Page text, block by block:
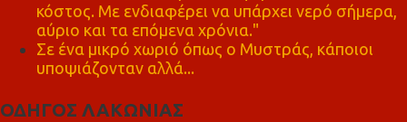
κόστος. Με ενδιαφέρει να υπάρχει νερό σήμερα,
αύριο και τα επόμενα χρόνια."
Σε ένα μικρό χωριό όπως ο Μυστράς, κάποιοι
υποψιάζονταν αλλά...
ΟΔΗΓΟΣ ΛΑΚΩΝΙΑΣ